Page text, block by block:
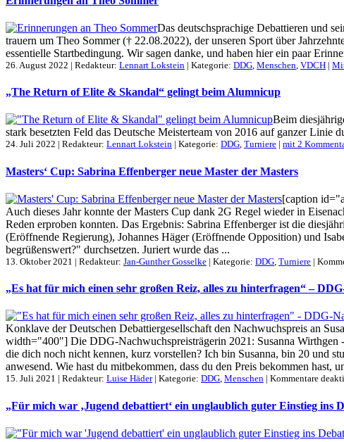
Das deutschsprachige Debattieren und
trauern um Theo Sommer († 22.08.2022), der unseren Sport über
essentielle Startbedingung. Wir sagen danke, und haben hier ein paar
26. August 2022 | Redakteur: Lennart Lokstein | Kategorie: DDG Menschen VDCH |
„The Return of Elite & Skandal“ gelingt beim Alumnicup
Beim
stark besetzten Feld das Deutsche Meisterteam von 2016 auf ganzer Linie
24. Juli 2022 | Redakteur: Lennart Lokstein | Kategorie: DDG, Turniere | mit 2
Masters‘ Cup: Sabrina Effenberger neue Master der Masters
[caption
Auch dieses Jahr konnte der Masters Cup dank 2G Regel wieder in
Reden erproben konnten. Das Ergebnis: Sabrina Effenberger ist die
(Eröffnende Regierung), Johannes Häger (Eröffnende Opposition) und
begrüßenswert?" durchsetzen. Juriert wurde das ...
13. Oktober 2021 | Redakteur: Jan-Gunther Gosselke | Kategorie: DDG Turniere |
„Es hat für mich einen sehr großen Reiz, alles zu hinterfragen“ –
Konklave der Deutschen Debattiergesellschaft den Nachwuchspreis an
width="400"] Die DDG-Nachwuchspreisträgerin 2021: Susanna
die dich noch nicht kennen, kurz vorstellen? Ich bin Susanna, bin 20 und
anwesend. Wie hast du mitbekommen, dass du den Preis bekommen hast,
15. Juli 2021 | Redakteur: Luise Häder| Kategorie: DDG, Menschen | Kommentare
„Für mich war ‚Jugend debattiert‘ ein unglaublich guter Einstieg